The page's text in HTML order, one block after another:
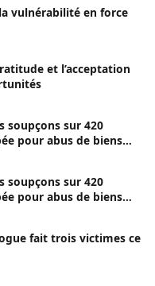
vulnérabilité en force
et l’acceptation
soupçons sur 420
pour abus de biens
soupçons sur 420
pour abus de biens
fait trois victimes ce